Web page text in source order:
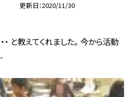
更新日 2020/11/30
・ と教えてくれました。 今から活動